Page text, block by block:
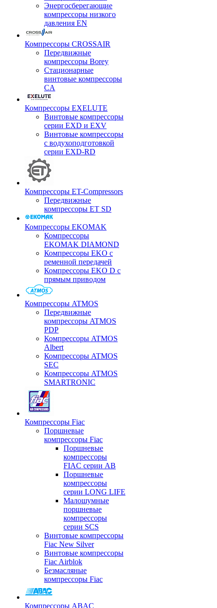
Энергосберегающие
компрессоры низкого
давления EN
Компрессоры CROSSAIR
Передвижные
компрессоры Borey
Стационарные
винтовые компрессоры
CA
Компрессоры EXELUTE
Винтовые компрессоры
серии EXD и EXV
Винтовые компрессоры
с водухоподготовкой
серии EXD-RD
Компрессоры ET-Compressors
Передвижные
компрессоры ET SD
Компрессоры EKOMAK
Компрессоры
EKOMAK DIAMOND
Компрессоры EKO c
ременной передачей
Компрессоры EKO D с
прямым приводом
Компрессоры ATMOS
Передвижные
компрессоры ATMOS
PDP
Компрессоры ATMOS
Albert
Компрессоры ATMOS
SEC
Компрессоры ATMOS
SMARTRONIC
Компрессоры Fiac
Поршневые
компрессоры Fiac
Поршневые
компрессоры
FIAC серии AB
Поршневые
компрессоры
серии LONG LIFE
Малошумные
поршневые
компрессоры
серии SCS
Винтовые компрессоры
Fiac New Silver
Винтовые компрессоры
Fiac Airblok
Безмасляные
компрессоры Fiac
Компрессоры ABAC